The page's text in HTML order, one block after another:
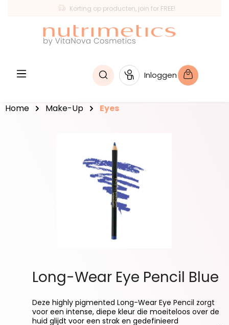
Korting op producten, join for FREE!
Inloggen
Home Make-Up Eyes
Long-Wear Eye Pencil Blue
Deze highly pigmented Long-Wear Eye Pencil zorgt
voor een intense, diepe kleur die moeiteloos over de
huid glijdt voor een strak en gedefinieerd